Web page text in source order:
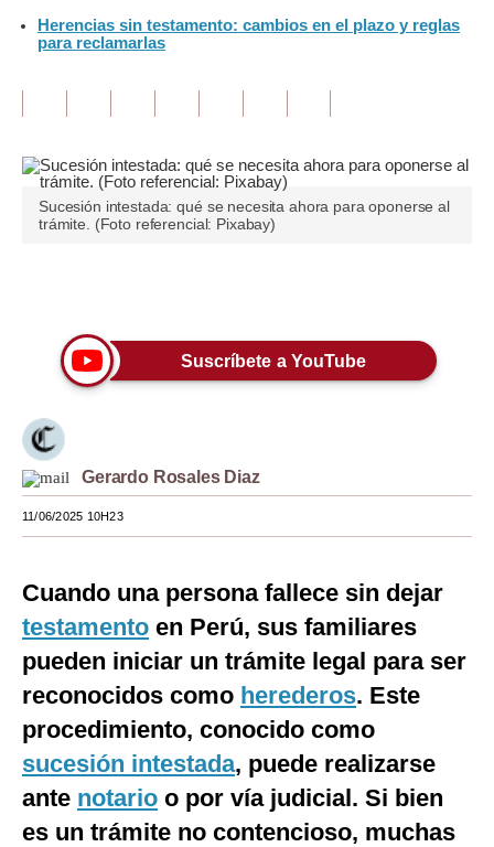
Opinión
Blogs
Tendencias
Moda
Estilos
Mundo
EEUU
México
Tecnología
Club del Suscriptor
Mix
Notas Contratadas
Herencias sin testamento: cambios en el plazo y reglas
para reclamarlas
Sucesión intestada: qué se necesita ahora para oponerse al
trámite. (Foto referencial: Pixabay)
Suscríbete a YouTube
Gerardo Rosales Diaz
11/06/2025 10H23
Cuando una persona fallece sin dejar
testamento en Perú, sus familiares
pueden iniciar un trámite legal para ser
reconocidos como herederos. Este
procedimiento, conocido como
sucesión intestada, puede realizarse
ante notario o por vía judicial. Si bien
es un trámite no contencioso, muchas